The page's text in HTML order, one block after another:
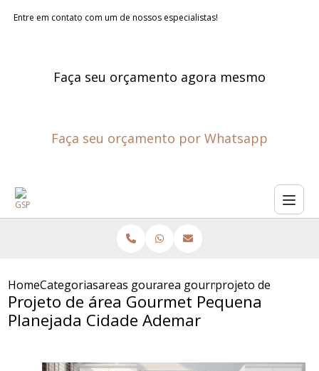
Entre em contato com um de nossos especialistas!
Faça seu orçamento agora mesmo
Faça seu orçamento por Whatsapp
HomeCategoriasareas gourmet planejadas
area gourmet planejada sao
projeto de area
Projeto de área Gourmet Pequena
Planejada Cidade Ademar